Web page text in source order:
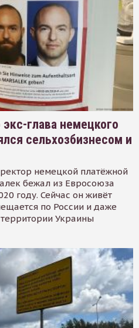
глава немецкого
сельхозбизнесом и
немецкой платёжной
бежал из Евросоюза
году. Сейчас он живёт
по России и даже
Украины